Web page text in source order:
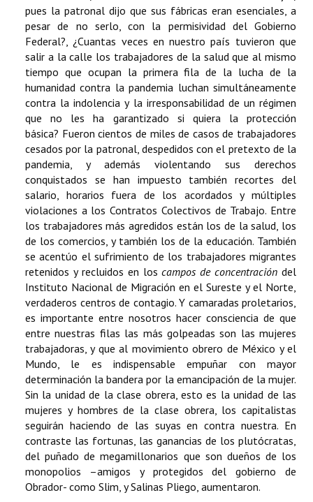
pues la patronal dijo que sus fábricas eran esenciales, a
pesar de no serlo, con la permisividad del Gobierno
Federal?, ¿Cuantas veces en nuestro país tuvieron que
salir a la calle los trabajadores de la salud que al mismo
tiempo que ocupan la primera fila de la lucha de la
humanidad contra la pandemia luchan simultáneamente
contra la indolencia y la irresponsabilidad de un régimen
que no les ha garantizado si quiera la protección
básica? Fueron cientos de miles de casos de trabajadores
cesados por la patronal, despedidos con el pretexto de la
pandemia, y además violentando sus derechos
conquistados se han impuesto también recortes del
salario, horarios fuera de los acordados y múltiples
violaciones a los Contratos Colectivos de Trabajo. Entre
los trabajadores más agredidos están los de la salud, los
de los comercios, y también los de la educación. También
se acentúo el sufrimiento de los trabajadores migrantes
retenidos y recluidos en loscampos de concentración del
Instituto Nacional de Migración en el Sureste y el Norte,
verdaderos centros de contagio. Y camaradas proletarios,
es importante entre nosotros hacer consciencia de que
entre nuestras filas las más golpeadas son las mujeres
trabajadoras, y que al movimiento obrero de México y el
Mundo, le es indispensable empuñar con mayor
determinación la bandera por la emancipación de la mujer.
Sin la unidad de la clase obrera, esto es la unidad de las
mujeres y hombres de la clase obrera, los capitalistas
seguirán haciendo de las suyas en contra nuestra. En
contraste las fortunas, las ganancias de los plutócratas,
del puñado de megamillonarios que son dueños de los
monopolios –amigos y protegidos del gobierno de
Obrador- como Slim, y Salinas Pliego, aumentaron.